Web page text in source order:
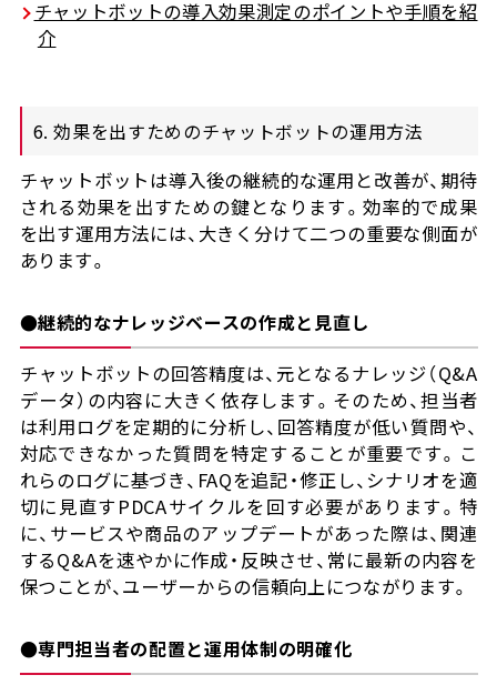
チャットボットの導入効果測定のポイントや手順を紹
介
6. 効果を出すためのチャットボットの運用方法
チャットボットは導入後の継続的な運用と改善が、期待
される効果を出すための鍵となります。効率的で成果
を出す運用方法には、大きく分けて二つの重要な側面が
あります。
●継続的なナレッジベースの作成と見直し
チャットボットの回答精度は、元となるナレッジ（Q&A
データ）の内容に大きく依存します。そのため、担当者
は利用ログを定期的に分析し、回答精度が低い質問や、
対応できなかった質問を特定することが重要です。こ
れらのログに基づき、FAQを追記・修正し、シナリオを適
切に見直すPDCAサイクルを回す必要があります。特
に、サービスや商品のアップデートがあった際は、関連
するQ&Aを速やかに作成・反映させ、常に最新の内容を
保つことが、ユーザーからの信頼向上につながります。
●専門担当者の配置と運用体制の明確化